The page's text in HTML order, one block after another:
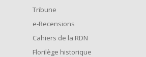
Tribune
e-Recensions
Cahiers de la RDN
Florilège historique